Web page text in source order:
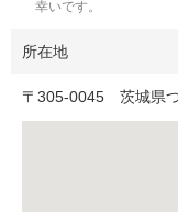
幸いです。
所在地
〒 305-0045 茨城県